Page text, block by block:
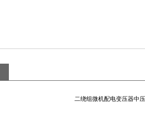
二绕组微机配电变压器中